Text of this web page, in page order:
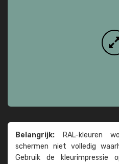
Belangrijk: RAL-kleuren
schermen niet volledig
Gebruik de kleur­impressie